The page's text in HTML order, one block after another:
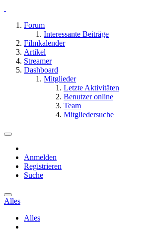
Forum
Interessante Beiträge
Filmkalender
Artikel
Streamer
Dashboard
Mitglieder
Letzte Aktivitäten
Benutzer online
Team
Mitgliedersuche
Anmelden
Registrieren
Suche
Alles
Alles